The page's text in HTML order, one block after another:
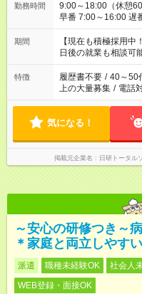
勤務時間
9:00～18:00（休憩60分） ■ご希望があれば下記シ
早番 7:00～16:00 遅番 10:00～
い」 「余裕を持って
たくない」 など、ご希望
の方へ 今ご覧のお仕
の勤務時間。 合計
期間
【現在も積極採用
日後の就業も相談可
特徴 履歴書不要 / 40～50
上の大量募集 / 電話
気になる！
掲載元企業名 日研トータル
～安心の研修つき～
＊家庭と両立しやすい
派遣 職種未経験OK 社会人
WEB登録・面接OK